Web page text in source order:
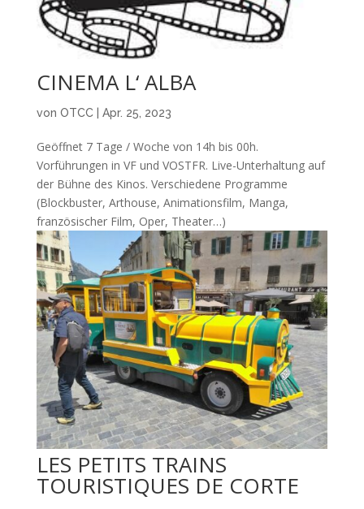
CINEMA L‘ ALBA
von OTCC| Apr. 25, 2023
Geöffnet 7 Tage / Woche von 14h bis 00h.
Vorführungen in VF und VOSTFR. Live-Unterhaltung auf
der Bühne des Kinos. Verschiedene Programme
(Blockbuster, Arthouse, Animationsfilm, Manga,
französischer Film, Oper, Theater…)
LES PETITS TRAINS
TOURISTIQUES DE CORTE